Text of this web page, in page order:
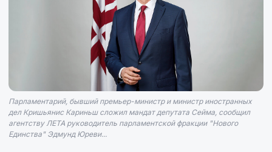
Парламентарий, бывший премьер-министр и министр иностранных
дел Кришьянис Кариньш сложил мандат депутата Сейма, сообщил
агентству ЛЕТА руководитель парламентской фракции "Нового
Единства" Эдмунд Юреви...